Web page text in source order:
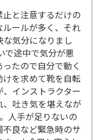
と注意するだけの
ールが多く、それ
気分になりまし
で途中で気分が悪
たので自分で動く
を求めて靴を自転
インストラクター
吐き気を堪えなが
人手が足りないの
良など緊急時のサ